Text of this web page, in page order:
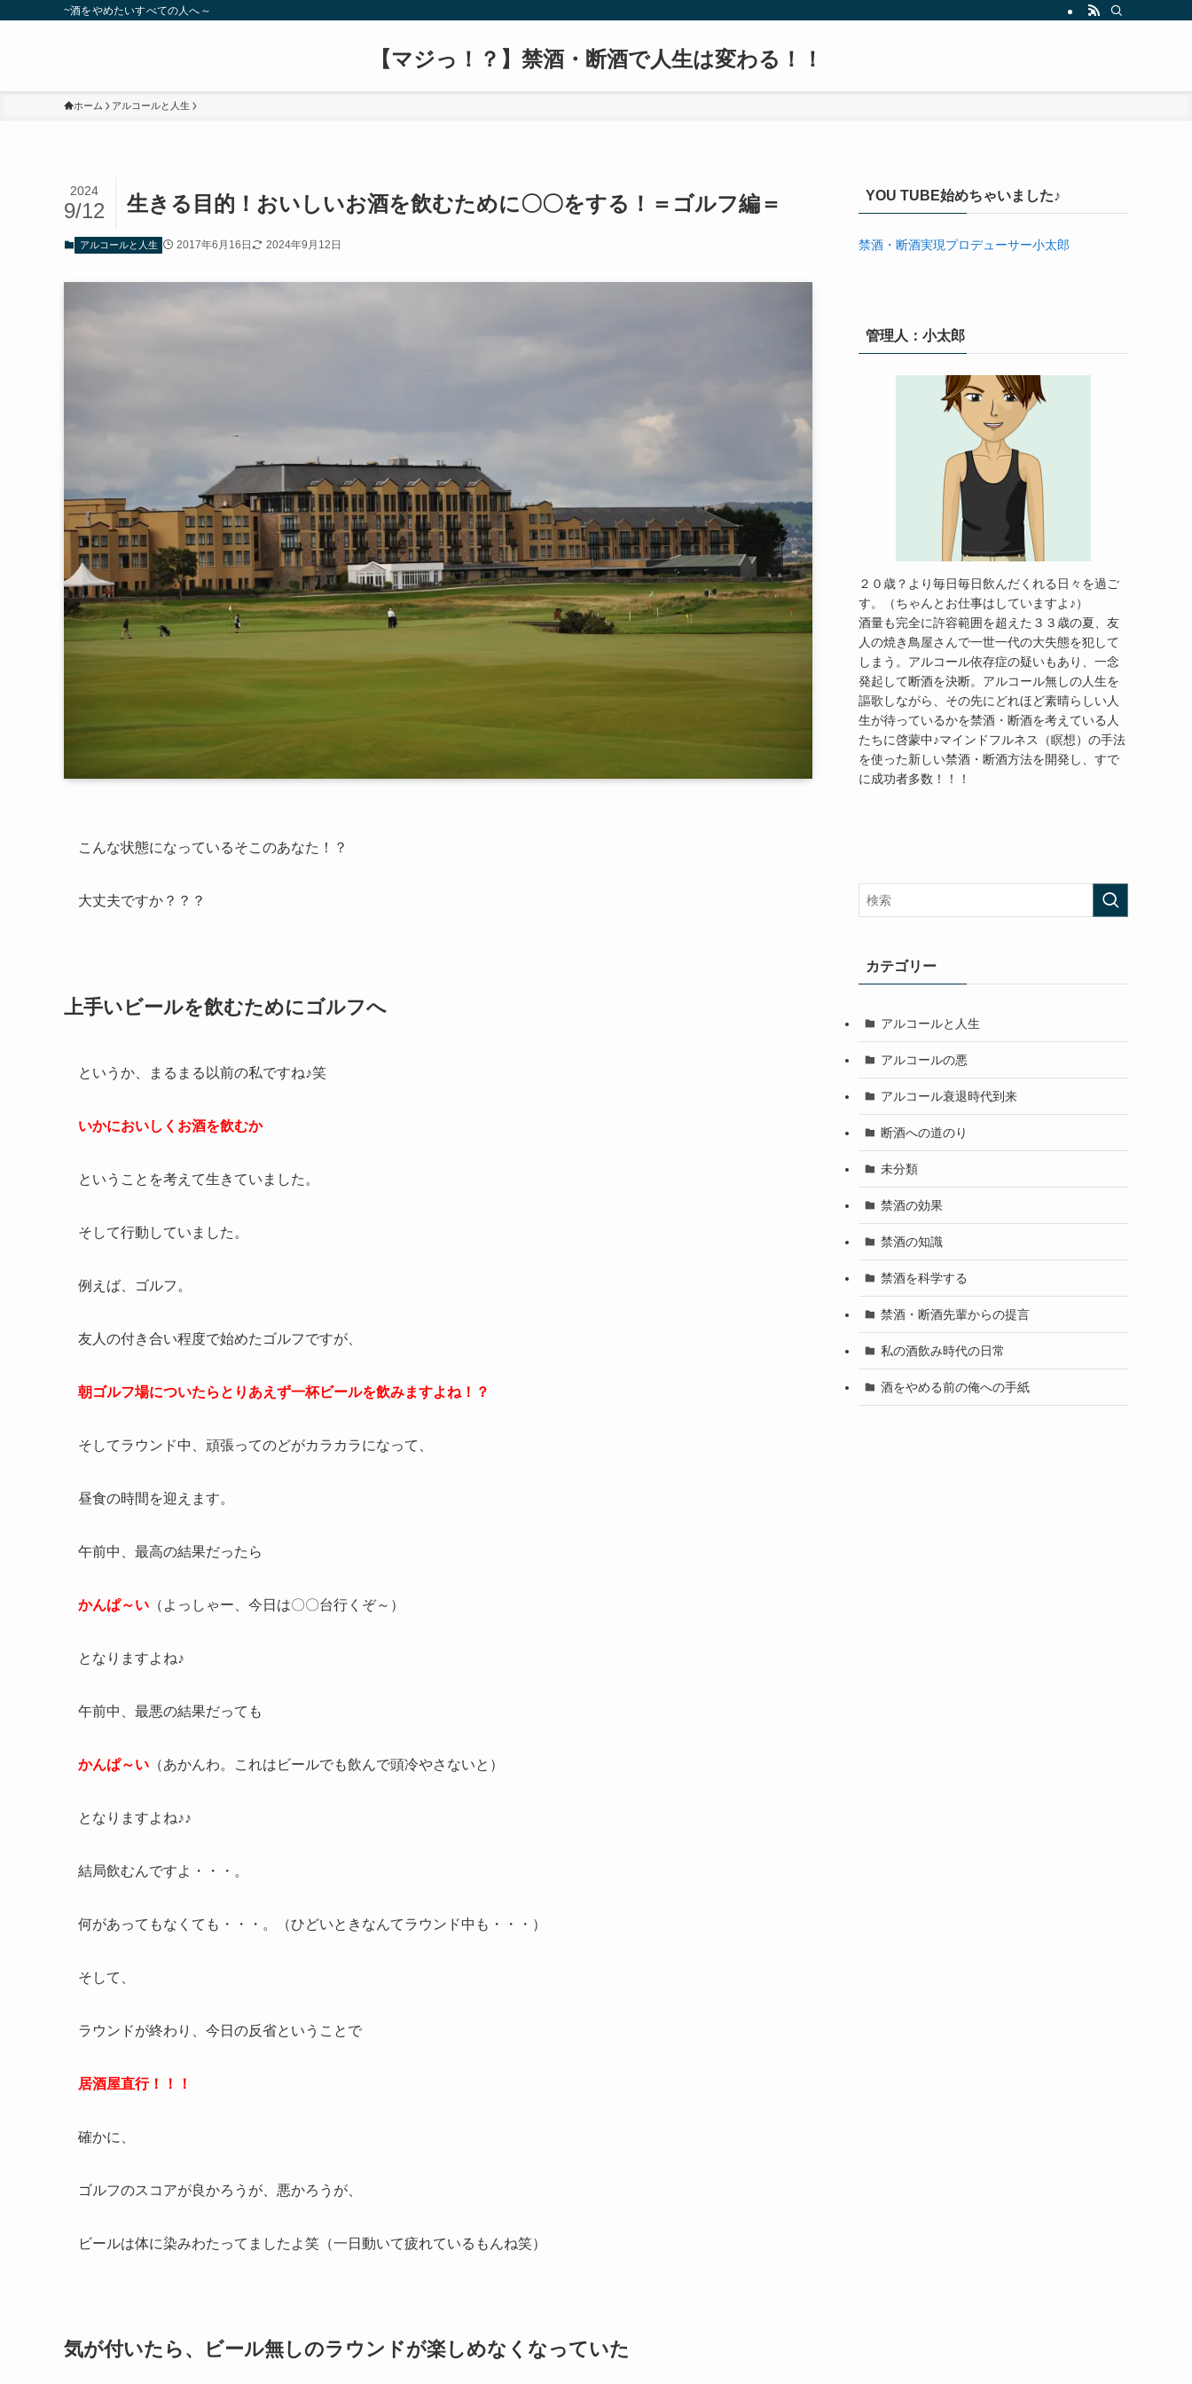
~酒をやめたいすべての人へ～
【マジっ！？】禁酒・断酒で人生は変わる！！
ホーム アルコールと人生
生きる目的！おいしいお酒を飲むために〇〇をする！＝ゴルフ編＝
2024
9/12
アルコールと人生 2017年6月16日 2024年9月12日
こんな状態になっているそこのあなた！？
大丈夫ですか？？？
上手いビールを飲むためにゴルフへ
というか、まるまる以前の私ですね♪笑
いかにおいしくお酒を飲むか
ということを考えて生きていました。
そして行動していました。
例えば、ゴルフ。
友人の付き合い程度で始めたゴルフですが、
朝ゴルフ場についたらとりあえず一杯ビールを飲みますよね！？
そしてラウンド中、頑張ってのどがカラカラになって、
昼食の時間を迎えます。
午前中、最高の結果だったら
かんぱ～い （よっしゃー、今日は〇〇台行くぞ～）
となりますよね♪
午前中、最悪の結果だっても
かんぱ～い （あかんわ。これはビールでも飲んで頭冷やさないと）
となりますよね♪♪
結局飲むんですよ・・・。
何があってもなくても・・・。（ひどいときなんてラウンド中も・・・）
そして、
ラウンドが終わり、今日の反省ということで
居酒屋直行！！！
確かに、
ゴルフのスコアが良かろうが、悪かろうが、
ビールは体に染みわたってましたよ笑（一日動いて疲れているもんね笑）
気が付いたら、ビール無しのラウンドが楽しめなくなっていた
YOU TUBE始めちゃいました♪
禁酒・断酒実現プロデューサー小太郎
管理人：小太郎
２０歳？より毎日毎日飲んだくれる日々を過ご
す。（ちゃんとお仕事はしていますよ♪）
酒量も完全に許容範囲を超えた３３歳の夏、友
人の焼き鳥屋さんで一世一代の大失態を犯して
しまう。アルコール依存症の疑いもあり、一念
発起して断酒を決断。アルコール無しの人生を
謳歌しながら、その先にどれほど素晴らしい人
生が待っているかを禁酒・断酒を考えている人
たちに啓蒙中♪マインドフルネス（瞑想）の手法
を使った新しい禁酒・断酒方法を開発し、すで
に成功者多数！！！
カテゴリー
アルコールと人生
アルコールの悪
アルコール衰退時代到来
断酒への道のり
未分類
禁酒の効果
禁酒の知識
禁酒を科学する
禁酒・断酒先輩からの提言
私の酒飲み時代の日常
酒をやめる前の俺への手紙